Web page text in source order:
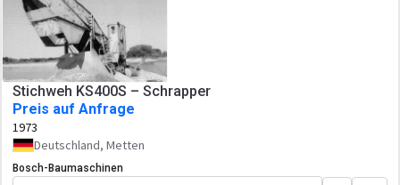
Stichweh KS400S – Schrapper
Preis auf Anfrage
1973
Deutschland, Metten
Bosch-Baumaschinen